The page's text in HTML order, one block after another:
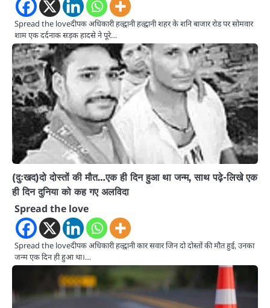
Spread the loveदीपक अधिकारी हल्द्वानी हल्द्वानी शहर के शनि बाजार रोड पर सोमवार
शाम एक दर्दनाक सड़क हादसे ने पूरे…
(दुःखद)दो दोस्तों की मौत…एक ही दिन हुआ था जन्म, साथ पढ़े-लिखे एक
ही दिन दुनिया को कह गए अलविदा
Spread the love
Spread the loveदीपक अधिकारी हल्द्वानी कार सवार जिन दो दोस्तों की मौत हुई, उनका
जन्म एक दिन ही हुआ था।…